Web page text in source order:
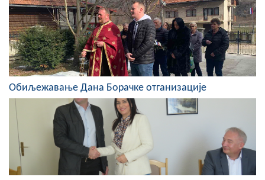
Јавни позиви
Обавјештења
Заштита од пожара
COVID 19
Геоистраживања
ФИНАНСИЈЕ
ПРИВРЕДА
Обиљежавање Дана Борачке отганизације